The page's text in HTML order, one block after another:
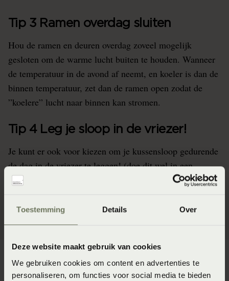
Toestemming Details Over
Deze website maakt gebruik van cookies
We gebruiken cookies om content en advertenties te
personaliseren, om functies voor social media te bieden
Tip 3 Ramen overdag sluiten
Hou de ramen en deuren overdag zoveel mogelijk
gesloten om de warme lucht buiten te houden. Wanneer
de temperatuur in de avond af neemt, en koeler is dan de
binnen temperatuur, zet dan de ramen open zodat de
”koelere” lucht naar binnen kan stromen.
Tip 4 Leg je sloop in de vriezer!
Je kunt er ook voor kiezen om je kussensloop gedurende
de dag in de vriezer te leggen! (doe dit wel in een
speciale zak bestemd voor de vriezer). Ditzelfde trucje